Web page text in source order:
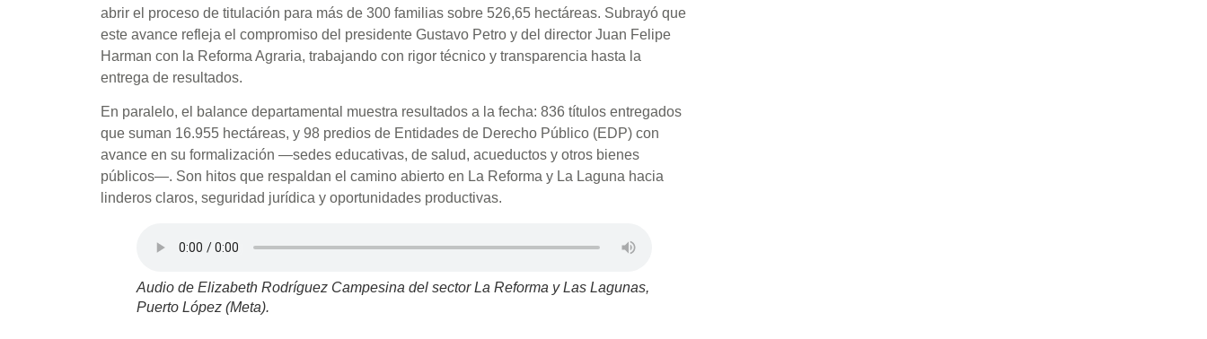
abrir el proceso de titulación para más de 300 familias sobre 526,65 hectáreas. Subrayó que
este avance refleja el compromiso del presidente Gustavo Petro y del director Juan Felipe
Harman con la Reforma Agraria, trabajando con rigor técnico y transparencia hasta la
entrega de resultados.
En paralelo, el balance departamental muestra resultados a la fecha: 836 títulos entregados
que suman 16.955 hectáreas, y 98 predios de Entidades de Derecho Público (EDP) con
avance en su formalización —sedes educativas, de salud, acueductos y otros bienes
públicos—. Son hitos que respaldan el camino abierto en La Reforma y La Laguna hacia
linderos claros, seguridad jurídica y oportunidades productivas.
Audio de Elizabeth Rodríguez Campesina del sector La Reforma y Las Lagunas,
Puerto López (Meta).